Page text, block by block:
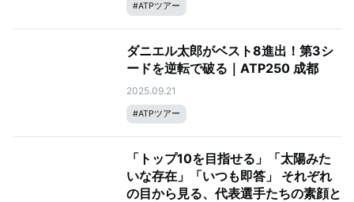
#ATPツアー
ダニエル太郎がベスト8進出！第3シ
ードを逆転で破る｜ATP250 成都
2025.09.21
#ATPツアー
「トップ10を目指せる」「太陽みた
いな存在」「いつも即答」 それぞれ
の目から見る、代表選手たちの素顔と